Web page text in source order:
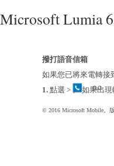
Microsoft Lumia
撥打語音信箱
如果您已將來電轉接
1. 點選 > 。 如果出
© 2016 Microsoft Mobile。